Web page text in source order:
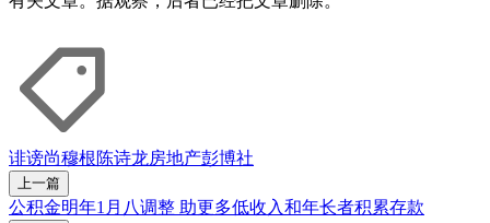
诽谤尚穆根陈诗龙房地产彭博社
上一篇
公积金明年1月八调整 助更多低收入和年长者积累存款